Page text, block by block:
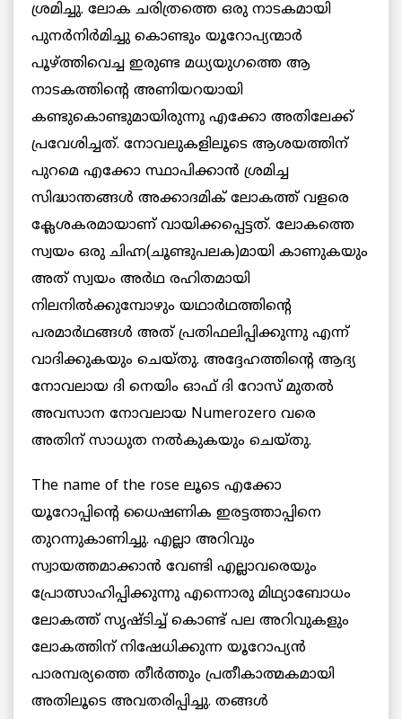
ശ്രമിച്ചു. ലോക ചരിത്രത്തെ ഒരു നാടകമായി
പുനര്‍നിര്‍മിച്ചു കൊണ്ടും യൂറോപ്യന്മാര്‍
പൂഴ്ത്തിവെച്ച ഇരുണ്ട മധ്യയുഗത്തെ ആ
നാടകത്തിന്റെ അണിയറയായി
കണ്ടുകൊണ്ടുമായിരുന്നു എക്കോ അതിലേക്ക്
പ്രവേശിച്ചത്. നോവലുകളിലൂടെ ആശയത്തിന്
പുറമെ എക്കോ സ്ഥാപിക്കാന്‍ ശ്രമിച്ച
സിദ്ധാന്തങ്ങള്‍ അക്കാദമിക് ലോകത്ത് വളരെ
ക്ലേശകരമായാണ് വായിക്കപ്പെട്ടത്. ലോകത്തെ
സ്വയം ഒരു ചിഹ്ന(ചൂണ്ടുപലക)മായി കാണുകയും
അത് സ്വയം അര്‍ഥ രഹിതമായി
നിലനില്‍ക്കുമ്പോഴും യഥാര്‍ഥത്തിന്റെ
പരമാര്‍ഥങ്ങള്‍ അത് പ്രതിഫലിപ്പിക്കുന്നു എന്ന്
വാദിക്കുകയും ചെയ്തു. അദ്ദേഹത്തിന്റെ ആദ്യ
നോവലായ ദി നെയിം ഓഫ് ദി റോസ് മുതല്‍
അവസാന നോവലായ Numerozero വരെ
അതിന് സാധുത നല്‍കുകയും ചെയ്തു.
The name of the rose ലൂടെ എക്കോ
യൂറോപ്പിന്റെ ധൈഷണിക ഇരട്ടത്താപ്പിനെ
തുറന്നുകാണിച്ചു. എല്ലാ അറിവും
സ്വായത്തമാക്കാന്‍ വേണ്ടി എല്ലാവരെയും
പ്രോത്സാഹിപ്പിക്കുന്നു എന്നൊരു മിഥ്യാബോധം
ലോകത്ത് സൃഷ്ടിച്ച് കൊണ്ട് പല അറിവുകളും
ലോകത്തിന് നിഷേധിക്കുന്ന യൂറോപ്യന്‍
പാരമ്പര്യത്തെ തീര്‍ത്തും പ്രതീകാത്മകമായി
അതിലൂടെ അവതരിപ്പിച്ചു. തങ്ങള്‍